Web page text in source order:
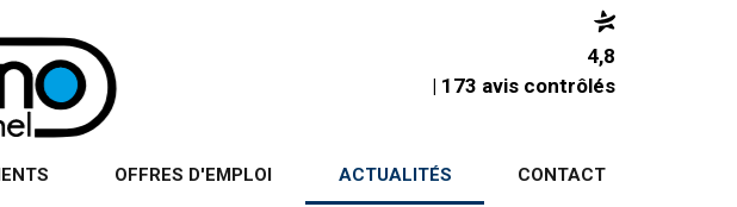
4,8
| 173 avis contrôlés
OFFRES D'EMPLOI ACTUALITÉS CONTACT